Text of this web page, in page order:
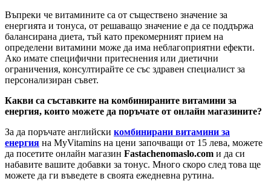
Въпреки че витамините са от съществено значение за
енергията и тонуса, от решаващо значение е да се поддържа
балансирана диета, тъй като прекомерният прием на
определени витамини може да има неблагоприятни ефекти.
Ако имате специфични притеснения или диетични
ограничения, консултирайте се със здравен специалист за
персонализиран съвет.
Какви са съставките на комбинираните витамини за
енергия, които можете да поръчате от онлайн магазините?
За да поръчате английски комбинирани витамини за
енергия на MyVitamins на цени започващи от 15 лева, можете
да посетите онлайн магазин Fastachenomaslo.com и да си
набавите вашите добавки за тонус. Много скоро след това ще
можете да ги въведете в своята ежедневна рутина.